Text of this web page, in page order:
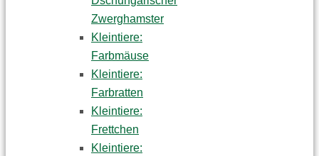
Zwerghamster
Kleintiere:
Farbmäuse
Kleintiere:
Farbratten
Kleintiere:
Frettchen
Kleintiere: